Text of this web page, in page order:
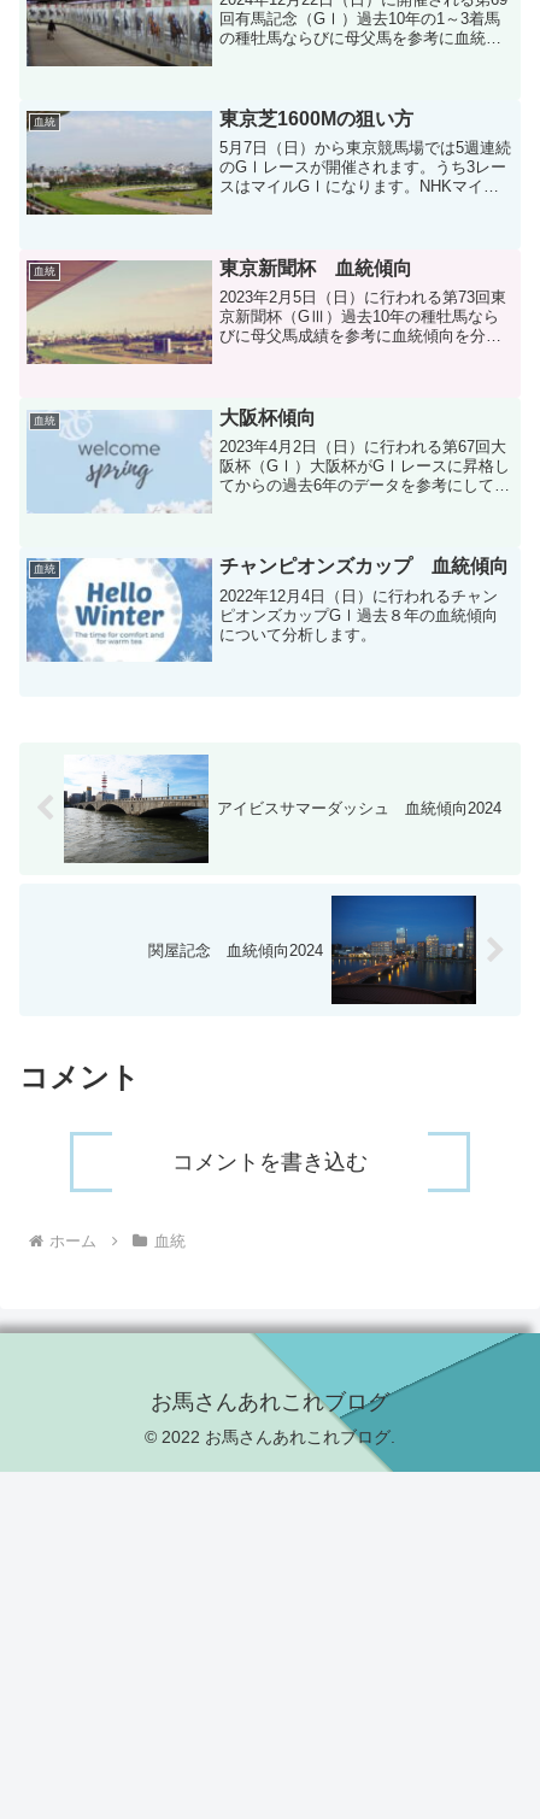
回有馬記念（GⅠ）過去10年の1～3着馬
の種牡馬ならびに母父馬を参考に血統分
血統 東京芝1600Mの狙い方
5月7日（日）から東京競馬場では5週連続
のGⅠレースが開催されます。うち3レー
スはマイルGⅠになります。NHKマイ
ップしてみました。
血統 東京新聞杯 血統傾向
2023年2月5日（日）に行われる第73回東
京新聞杯（GⅢ）過去10年の種牡馬なら
びに母父馬成績を参考に血統傾向を分析
血統 大阪杯傾向
2023年4月2日（日）に行われる第67回大
阪杯（GⅠ）大阪杯がGⅠレースに昇格し
てからの過去6年のデータを参考にして脚
血統 チャンピオンズカップ 血統傾向
2022年12月4日（日）に行われるチャン
ピオンズカップGⅠ過去８年の血統傾向
について分析します。
アイビスサマーダッシュ 血統傾向2024
関屋記念 血統傾向2024
コメント
コメントを書き込む
ホーム 血統
お馬さんあれこれブログ
© 2022 お馬さんあれこれブログ.